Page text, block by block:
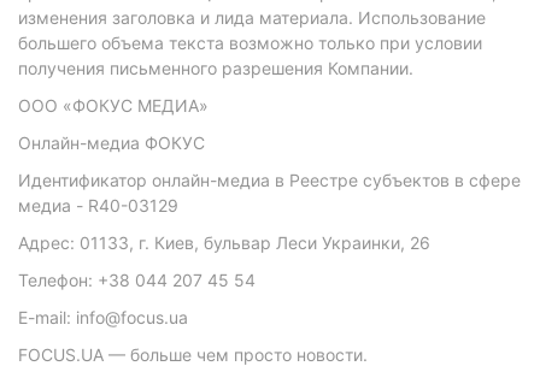
изменения заголовка и лида материала. Использование
большего объема текста возможно только при условии
получения письменного разрешения Компании.
ООО «ФОКУС МЕДИА»
Онлайн-медиа ФОКУС
Идентификатор онлайн-медиа в Реестре субъектов в сфере
медиа - R40-03129
Адрес: 01133, г. Киев, бульвар Леси Украинки, 26
Телефон: +38 044 207 45 54
E-mail: info@focus.ua
FOCUS.UA — больше чем просто новости.